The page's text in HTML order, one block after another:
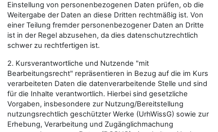
Einstellung von personenbezogenen Daten prüfen, ob die
Weitergabe der Daten an diese Dritten rechtmäßig ist. Von
einer Teilung fremder personenbezogener Daten an Dritte
ist in der Regel abzusehen, da dies datenschutzrechtlich
schwer zu rechtfertigen ist.
2. Kursverantwortliche und Nutzende "mit
Bearbeitungsrecht" repräsentieren in Bezug auf die im Kurs
verarbeiteten Daten die datenverarbeitende Stelle und sind
für die Inhalte verantwortlich. Hierbei sind gesetzliche
Vorgaben, insbesondere zur Nutzung/Bereitstellung
nutzungsrechtlich geschützter Werke (UrhWissG) sowie zur
Erhebung, Verarbeitung und Zugänglichmachung